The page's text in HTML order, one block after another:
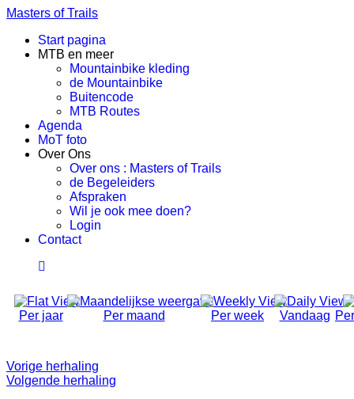
Masters of Trails
Start pagina
MTB en meer
Mountainbike kleding
de Mountainbike
Buitencode
MTB Routes
Agenda
MoT foto
Over Ons
Over ons : Masters of Trails
de Begeleiders
Afspraken
Wil je ook mee doen?
Login
Contact
Per jaar Per maand Per week Vandaag
Vorige herhaling
Volgende herhaling